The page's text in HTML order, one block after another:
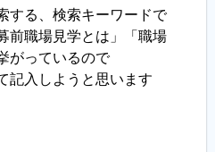
する、検索キーワードで
前職場見学とは」「職場
がっているので
記入しようと思います